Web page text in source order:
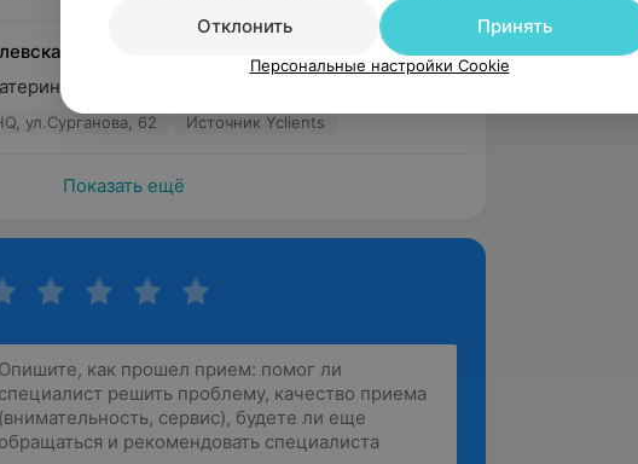
Надежда
делает прекрасные брови, всегда довольна
ул.Сурганова, 62 Источник Yclients
Показать ещё
Отклонить
Принять
Персональные настройки Cookie